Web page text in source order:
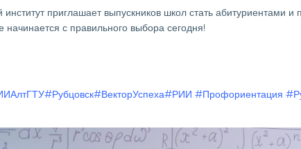
приглашает выпускников школ стать абитуриентами
с правильного выбора сегодня!
#Рубцовск#ВекторУспеха#РИИ #Профориентация